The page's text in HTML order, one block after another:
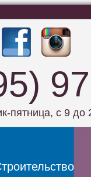
пятница, с 9 до